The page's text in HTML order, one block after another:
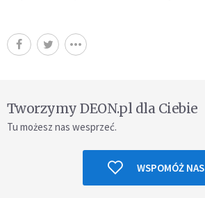
Tworzymy DEON.pl dla Ciebie
Tu możesz nas wesprzeć.
WSPOMÓŻ NAS